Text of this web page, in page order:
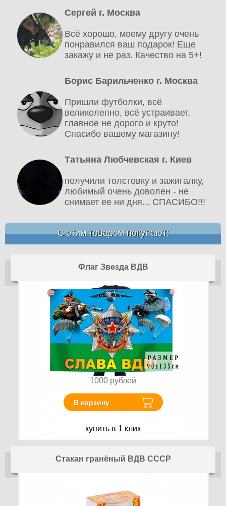
Сергей г. Москва
Всё хорошо, моему другу очень
понравился ваш подарок! Еще
закажу и не раз. Качество на 5+!
Борис Барильченко г. Москва
Пришли футболки, всё
великолепно, всё устраивает,
главное не дорого и круто!
Спасибо вашему магазину!
Татьяна Любчевская г. Киев
получили толстовку и зажигалку,
любимый очень доволен - не
снимает ее ни дня... СПАСИБО!!!
С этим товаром покупают:
Флаг Звезда ВДВ
1000 рублей
В корзину
купить в 1 клик
Стакан гранёный ВДВ СССР